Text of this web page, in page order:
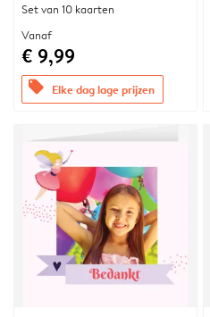
Set van 10 kaarten
Vanaf
€ 9,99
offers Elke dag lage prijzen